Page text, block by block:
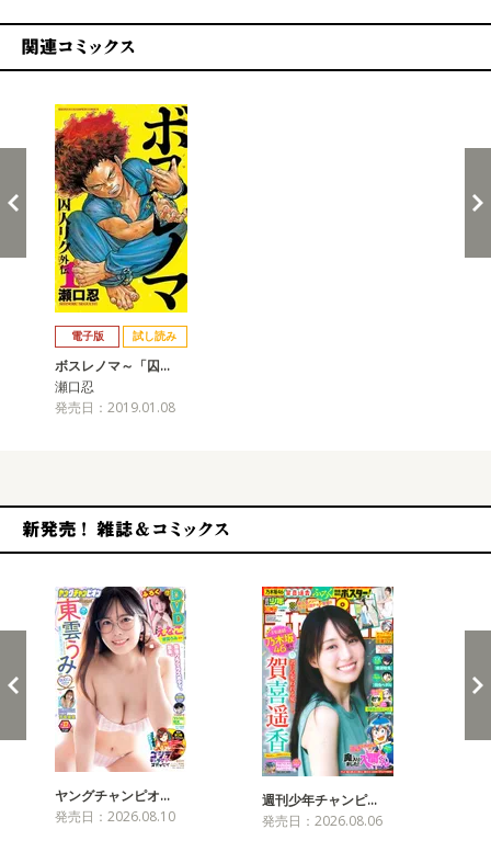
電子版 試し読み
ボスレノマ～「囚…
瀬口忍
発売日：2019.01.08
ヤングチャンピオ…
発売日：2026.08.10
週刊少年チャンピ…
発売日：2026.08.06